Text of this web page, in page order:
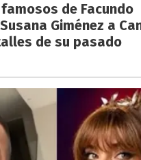
de Facundo
Giménez a
de su pasado